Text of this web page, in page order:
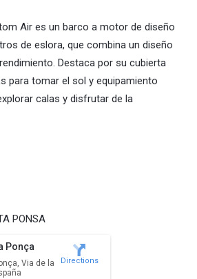
Air es un barco a motor de diseño
de eslora, que combina un diseño
Destaca por su cubierta
para tomar el sol y equipamiento
calas y disfrutar de la
PONSA
Ponça
Via de la
Directions